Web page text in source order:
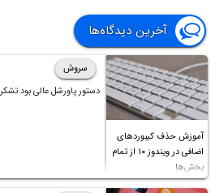
آخرین دیدگاه‌ها
آموزش حذف کیبوردهای
اضافی در ویندوز ۱۰ از تمام
بخش‌ها
سروش
دستور پاورشل عالی بود تشکر